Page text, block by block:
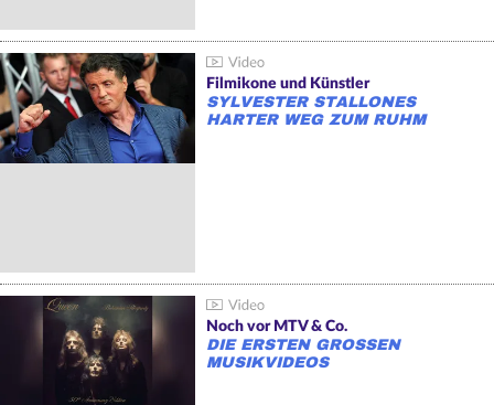
Filmikone und Künstler
SYLVESTER STALLONES
HARTER WEG ZUM RUHM
Noch vor MTV & Co.
DIE ERSTEN GROSSEN M
USIKVIDEOS